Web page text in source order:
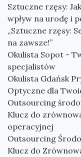
Sztuczne rzęsy:
wpływ na urodę i
„Sztuczne rzęsy:
na zawsze!”
Okulista Sopot -
specjalistów
Okulista Gdańsk
Optyczne dla
Outsourcing
Klucz do
operacyjnej
Outsourcing
Klucz do